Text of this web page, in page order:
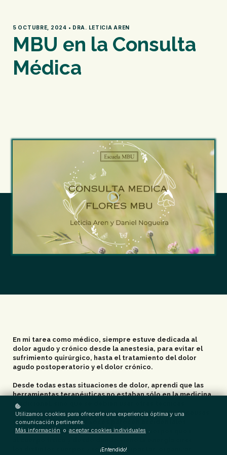
5 OCTUBRE, 2024 • DRA. LETICIA AREN
MBU en la Consulta
Médica
En mi tarea como médico, siempre estuve dedicada al
dolor agudo y crónico desde la anestesia, para evitar el
sufrimiento quirúrgico, hasta el tratamiento del dolor
agudo postoperatorio y el dolor crónico.
Desde todas estas situaciones de dolor, aprendi que las
herramientas terapéuticas no estaban sólo en la medicina
tradicional, sino que se debian usar otras técnicas
terapéuticas, ya que el dolor y muchas la veces las causas
quirúrgicas , aunque a veces parecen accidentales,
responden a las alteraciones de otros cuerpos que rodean
los distintos cuerpos y se puede impactar, organizar y
Utilizamos cookies para ofrecerle una experiencia óptima y una
comunicación pertinente.
Más información o aceptar cookies individuales .
¡Entendido!